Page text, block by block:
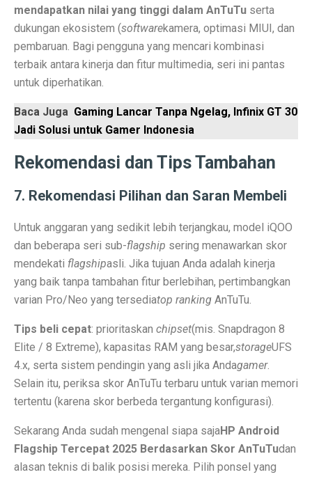
HP Stylish dengan Fitur Lengkap? TECNO Spark 20
Pahami Perbedaan Kesehatan Baterai dan Cycle Count
Permintaan Batubara Diperkirakan Pulih di Akhir
10 Film Horor Tersembunyi yang Harus Ditonton Saat
Lomba Pesawat Tempur Generasi Kelima Dimulai,
Harga Naik Terus, Cek Saham Lapis Kedua yang
Jika Benci Panggilan Telepon Tapi Suka Pesan Teks,
Saham Bank Besar Turun Bersama, Ini
5 Fakta Menarik Kota Gjirokastër, Penuh Bangunan
12 Fakta Menarik Batik yang Ditetapkan UNESCO
Era Baru TKDN: Menggabungkan Deregulasi dan
Penelitian: Asam Laut Meningkat, Pengaruh pada Gigi
Apa Itu ‘Bayi Karnivora’? Tren Mencurigakan dari
mendapatkan nilai yang tinggi dalam AnTuTu serta
dukungan ekosistem (softwarekamera, optimasi MIUI, dan
pembaruan. Bagi pengguna yang mencari kombinasi
terbaik antara kinerja dan fitur multimedia, seri ini pantas
untuk diperhatikan.
Baca Juga Gaming Lancar Tanpa Ngelag, Infinix GT 30
Jadi Solusi untuk Gamer Indonesia
Rekomendasi dan Tips Tambahan
7. Rekomendasi Pilihan dan Saran Membeli
Untuk anggaran yang sedikit lebih terjangkau, model iQOO
dan beberapa seri sub-flagship sering menawarkan skor
mendekati flagshipasli. Jika tujuan Anda adalah kinerja
yang baik tanpa tambahan fitur berlebihan, pertimbangkan
varian Pro/Neo yang tersediatop ranking AnTuTu.
Tips beli cepat: prioritaskan chipset(mis. Snapdragon 8
Elite / 8 Extreme), kapasitas RAM yang besar,storageUFS
4.x, serta sistem pendingin yang asli jika Andagamer.
Selain itu, periksa skor AnTuTu terbaru untuk varian memori
tertentu (karena skor berbeda tergantung konfigurasi).
Sekarang Anda sudah mengenal siapa sajaHP Android
Flagship Tercepat 2025 Berdasarkan Skor AnTuTudan
alasan teknis di balik posisi mereka. Pilih ponsel yang